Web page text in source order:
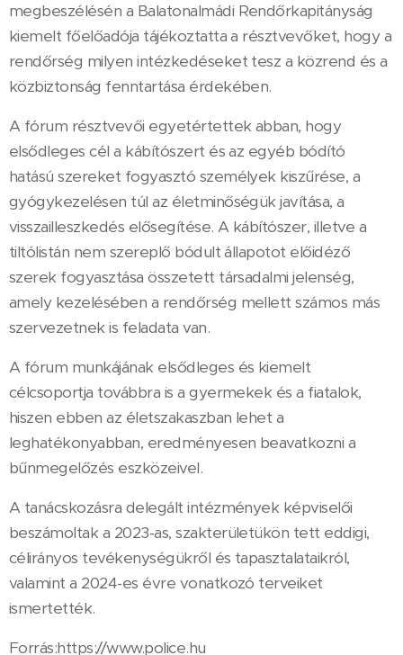
megbeszélésén a Balatonalmádi Rendőrkapitányság
kiemelt főelőadója tájékoztatta a résztvevőket, hogy a
rendőrség milyen intézkedéseket tesz a közrend és a
közbiztonság fenntartása érdekében.
A fórum résztvevői egyetértettek abban, hogy
elsődleges cél a kábítószert és az egyéb bódító
hatású szereket fogyasztó személyek kiszűrése, a
gyógykezelésen túl az életminőségük javítása, a
visszailleszkedés elősegítése. A kábítószer, illetve a
tiltólistán nem szereplő bódult állapotot előidéző
szerek fogyasztása összetett társadalmi jelenség,
amely kezelésében a rendőrség mellett számos más
szervezetnek is feladata van.
A fórum munkájának elsődleges és kiemelt
célcsoportja továbbra is a gyermekek és a fiatalok,
hiszen ebben az életszakaszban lehet a
leghatékonyabban, eredményesen beavatkozni a
bűnmegelőzés eszközeivel.
A tanácskozásra delegált intézmények képviselői
beszámoltak a 2023-as, szakterületükön tett eddigi,
célirányos tevékenységükről és tapasztalataikról,
valamint a 2024-es évre vonatkozó terveiket
ismertették.
Forrás:https://www.police.hu